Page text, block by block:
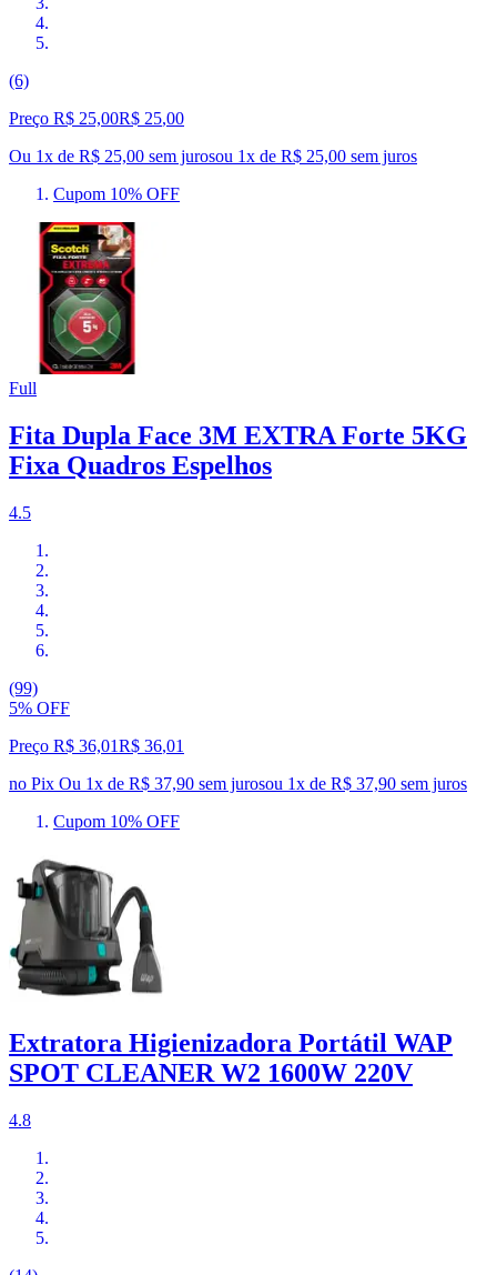
(6)
Preço R$ 25,00R$ 25,00
Ou 1x de R$ 25,00 sem jurosou 1x de R$ 25,00 sem juros
Cupom 10% OFF
Full
Fita Dupla Face 3M EXTRA Forte 5KG
Fixa Quadros Espelhos
4.5
(99)
5% OFF
Preço R$ 36,01R$ 36,01
no Pix Ou 1x de R$ 37,90 sem jurosou 1x de R$ 37,90 sem juros
Cupom 10% OFF
Extratora Higienizadora Portátil WAP
SPOT CLEANER W2 1600W 220V
4.8